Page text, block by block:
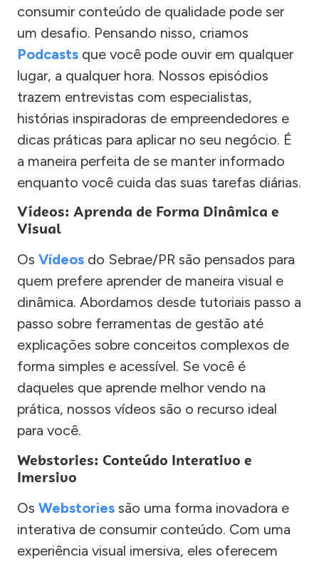
consumir conteúdo de qualidade pode ser
um desafio. Pensando nisso, criamos
Podcasts que você pode ouvir em qualquer
lugar, a qualquer hora. Nossos episódios
trazem entrevistas com especialistas,
histórias inspiradoras de empreendedores e
dicas práticas para aplicar no seu negócio. É
a maneira perfeita de se manter informado
enquanto você cuida das suas tarefas diárias.
Vídeos: Aprenda de Forma Dinâmica e
Visual
Os Vídeos do Sebrae/PR são pensados para
quem prefere aprender de maneira visual e
dinâmica. Abordamos desde tutoriais passo a
passo sobre ferramentas de gestão até
explicações sobre conceitos complexos de
forma simples e acessível. Se você é
daqueles que aprende melhor vendo na
prática, nossos vídeos são o recurso ideal
para você.
Webstories: Conteúdo Interativo e
Imersivo
Os Webstories são uma forma inovadora e
interativa de consumir conteúdo. Com uma
experiência visual imersiva, eles oferecem